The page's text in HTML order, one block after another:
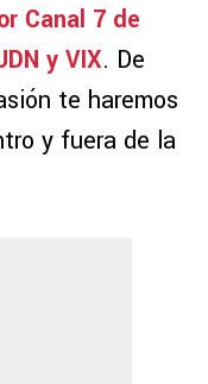
Canal 7 de
y VIX. De
te haremos
y fuera de la